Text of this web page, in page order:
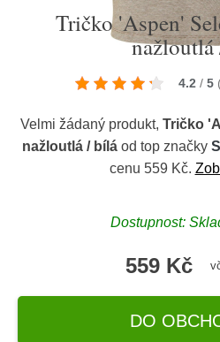
Tričko 'Aspen'
4.2 / 5
Velmi žádaný produkt, Tričko
nažloutlá / bílá od top značky
cenu 559 Kč.
Dostupnost:
559 Kč
DO